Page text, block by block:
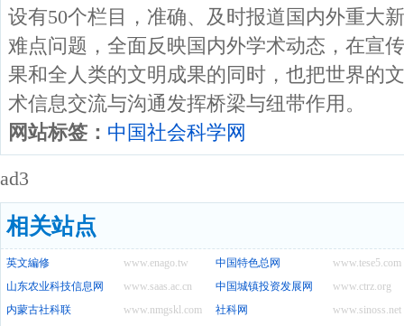
设有50个栏目，准确、及时报道国内外重大
难点问题，全面反映国内外学术动态，在宣
果和全人类的文明成果的同时，也把世界的
术信息交流与沟通发挥桥梁与纽带作用。
网站标签： 中国社会科学网
ad3
相关站点
www.enago.tw
英文編修 www.tese5.com
中国特色总网
www.saas.ac.cn
山东农业科技信息网 www.ctrz.org
中国城镇投资发展网
www.nmgskl.com
内蒙古社科联 www.sinoss.net
社科网